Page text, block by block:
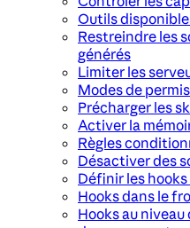
Outils
Restreindre les
générés
Limiter les
Modes de
Précharger les
Activer la
Règles
Désactiver des
Définir les
Hooks dans le
Hooks au